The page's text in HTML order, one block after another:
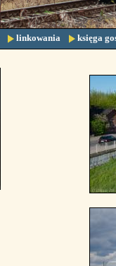
linkowania księga